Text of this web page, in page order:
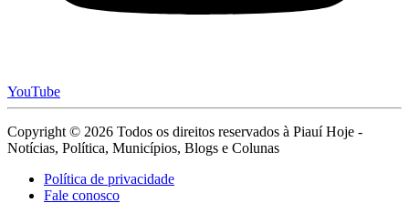
YouTube
Copyright © 2026 Todos os direitos reservados à Piauí Hoje -
Notícias, Política, Municípios, Blogs e Colunas
Política de privacidade
Fale conosco